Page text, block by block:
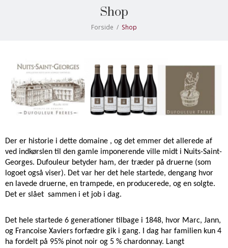
Shop
Forside / Shop
Der er historie i dette domaine , og det emmer det allerede af
ved indkørslen til den gamle imponerende ville midt i Nuits-Saint-
Georges. Dufouleur betyder ham, der træder på druerne (som
logoet også viser). Det var her det hele startede, dengang hvor
en lavede druerne, en trampede, en producerede, og en solgte.
Det er slået  sammen i et job i dag.
Det hele startede 6 generationer tilbage i 1848, hvor Marc, Jann,
og Francoise Xaviers forfædre gik i gang. I dag har familien kun 4
ha fordelt på 95% pinot noir og 5 % chardonnay. Langt